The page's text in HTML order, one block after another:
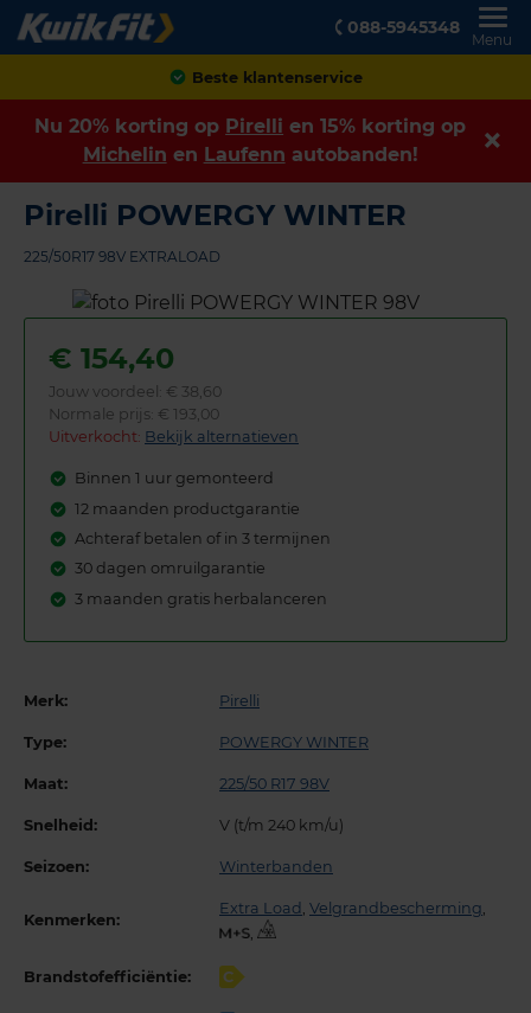
088-5945348
Menu
Achteraf betalen
Nu 20% korting op Pirelli en 15% korting op
Michelin en Laufenn autobanden!
Pirelli POWERGY WINTER
225/50R17 98V EXTRALOAD
€ 154,40
Jouw voordeel: € 38,60
Normale prijs: € 193,00
Uitverkocht: Bekijk alternatieven
Binnen 1 uur gemonteerd
12 maanden productgarantie
Achteraf betalen of in 3 termijnen
30 dagen omruilgarantie
3 maanden gratis herbalanceren
Merk: Pirelli
Type: POWERGY WINTER
Maat: 225/50 R17 98V
Snelheid: V (t/m 240 km/u)
Seizoen: Winterbanden
Kenmerken:
Extra Load , Velgrandbescherming,
,
Brandstofefficiëntie: C